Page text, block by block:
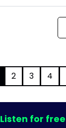
2 3 4
Listen for free